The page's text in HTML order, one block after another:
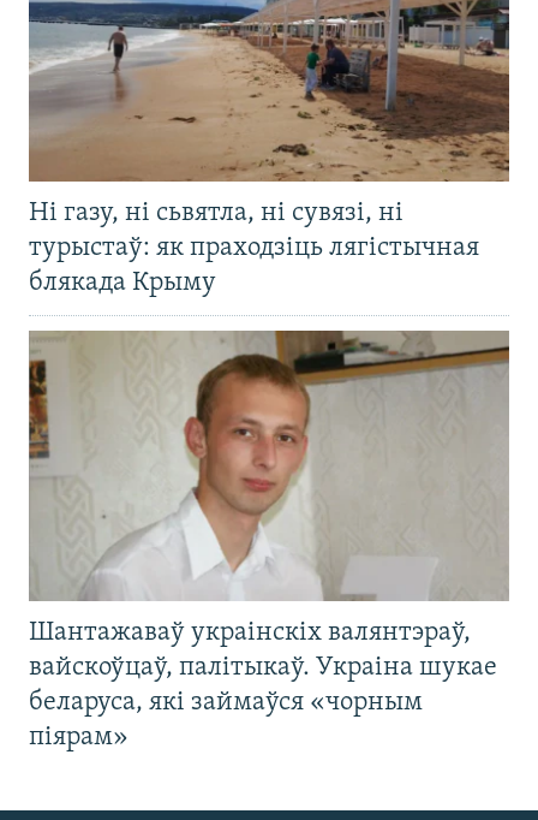
Ні газу, ні сьвятла, ні сувязі, ні
турыстаў: як праходзіць лягістычная
блякада Крыму
Шантажаваў украінскіх валянтэраў,
вайскоўцаў, палітыкаў. Украіна шукае
беларуса, які займаўся «чорным
піярам»